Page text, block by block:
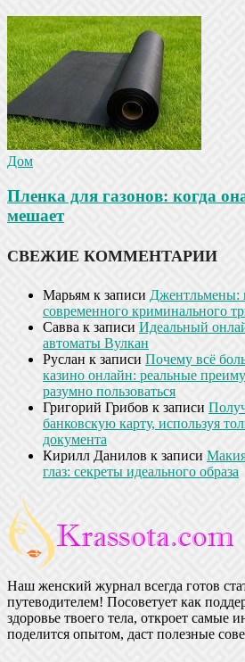
Дом
Пленка для газонов: когда
мешает
СВЕЖИЕ КОММЕНТАРИИ
Марьям к записи Джентльмены:
современного криминального
Савва к записи Идеальный
автоматы Вулкан
Руслан к записи Почему всё
казино онлайн: реальные
разумно пользоваться
Григорий Грибов к записи
банковскую карту, используя
документа
Кирилл Данилов к записи
глаз: секреты идеального образа
Наш женский журнал всегда готов
путеводителем! Посоветует как
здоровье твоего тела, откроет самые
поделится опытом, даст полезные